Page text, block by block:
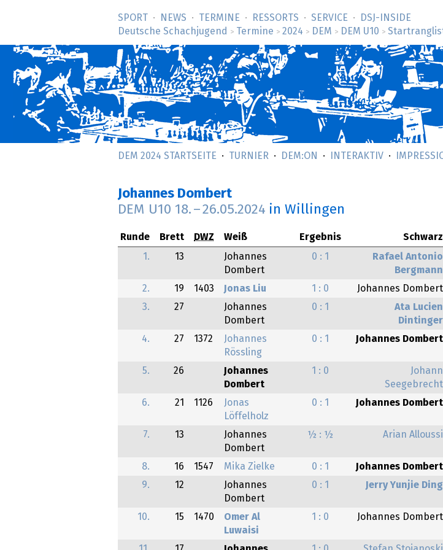
SPORT NEWS TERMINE RESSORTS SERVICE
DSJ-­INSIDE
Deutsche Schachjugend
> Termine > 2024 > DEM > DEM U10 >
DEM 2024 STARTSEITE TURNIER DEM:ON INTERAKTIV
Johannes Dombert
DEM U10 18. –26.05.2024 in Willingen
Runde Brett DWZ Weiß Ergebnis Schwarz
1.
13
Johannes
Dombert
0 : 1
Rafael Antonio
Bergmann
2. 19 1403 Jonas Liu 1 : 0
Johannes Dombert
3.
27
Johannes
Dombert
0 : 1
Ata Lucien
Dintinger
4. 27 1372
Johannes
Rössling
0 : 1 Johannes Dombert
5. 26
Johannes
Dombert
1 : 0
Johann
Seegebrecht
6. 21 1126
Jonas
Löffelholz
0 : 1 Johannes Dombert
7. 13
Johannes
Dombert
½ : ½ Arian Alloussi
8. 16 1547 Mika Zielke 0 : 1
Johannes Dombert
9.
12
Johannes
Dombert
0 : 1 Jerry Yunjie Ding
10. 15 1470
Omer Al
Luwaisi
1 : 0 Johannes Dombert